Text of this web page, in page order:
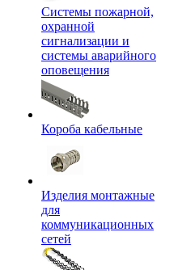
Системы пожарной,
охранной
сигнализации и
системы аварийного
оповещения
Короба кабельные
Изделия монтажные
для
коммуникационных
сетей